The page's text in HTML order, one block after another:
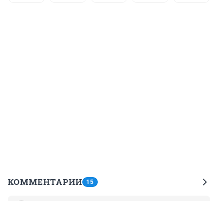
КОММЕНТАРИИ 15